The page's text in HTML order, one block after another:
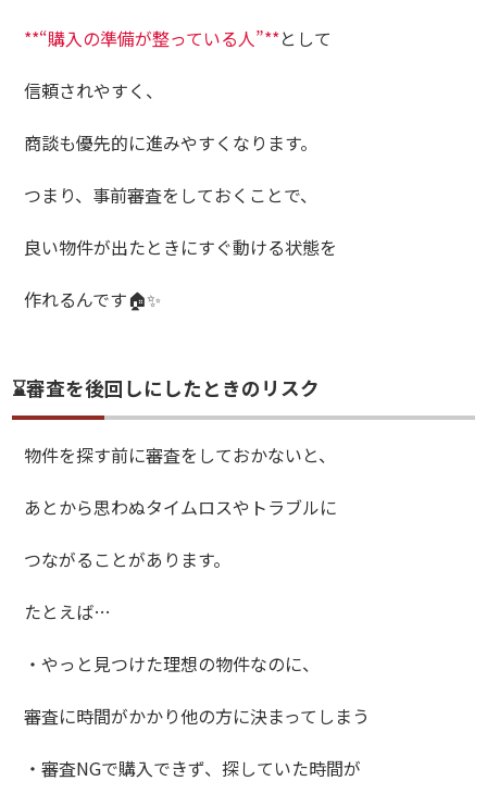
**“購入の準備が整っている人”**として
信頼されやすく、
商談も優先的に進みやすくなります。
つまり、事前審査をしておくことで、
良い物件が出たときにすぐ動ける状態を
作れるんです🏠✨
⌛審査を後回しにしたときのリスク
物件を探す前に審査をしておかないと、
あとから思わぬタイムロスやトラブルに
つながることがあります。
たとえば…
・やっと見つけた理想の物件なのに、
審査に時間がかかり他の方に決まってしまう
・審査NGで購入できず、探していた時間が